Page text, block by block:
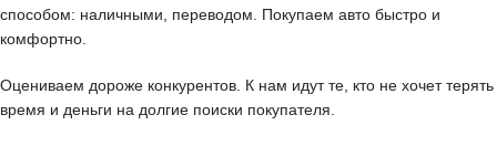
способом: наличными, переводом. Покупаем авто быстро и
комфортно.
Оцениваем дороже конкурентов. К нам идут те, кто не хочет терять
время и деньги на долгие поиски покупателя.